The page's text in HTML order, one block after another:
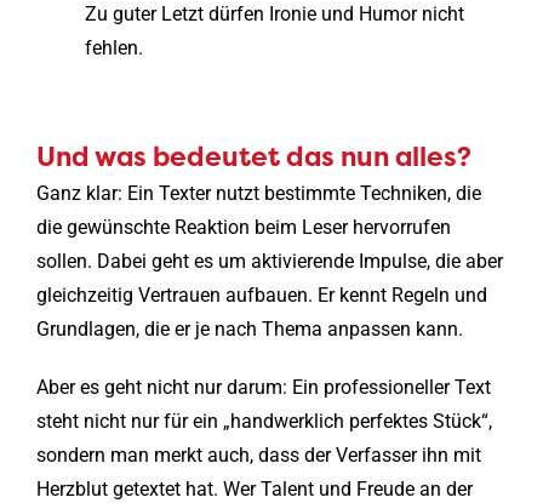
Zu guter Letzt dürfen Ironie und Humor nicht
fehlen.
Und was bedeutet das nun alles?
Ganz klar: Ein Texter nutzt bestimmte Techniken, die
die gewünschte Reaktion beim Leser hervorrufen
sollen. Dabei geht es um aktivierende Impulse, die aber
gleichzeitig Vertrauen aufbauen. Er kennt Regeln und
Grundlagen, die er je nach Thema anpassen kann.
Aber es geht nicht nur darum: Ein professioneller Text
steht nicht nur für ein „handwerklich perfektes Stück“,
sondern man merkt auch, dass der Verfasser ihn mit
Herzblut getextet hat. Wer Talent und Freude an der